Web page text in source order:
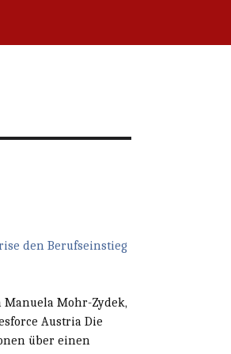
den Berufseinstieg
Manuela Mohr-Zydek,
Austria Die
über einen